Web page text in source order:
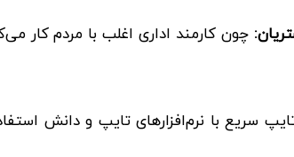
چون کارمند اداری اغلب با مردم کار
سریع با نرم‌افزارهای تایپ و دانش